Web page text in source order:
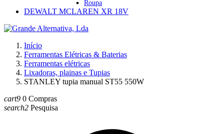
Roupa
DEWALT MCLAREN XR 18V
Início
Ferramentas Elétricas & Baterias
Ferramentas elétricas
Lixadoras, plainas e Tupias
STANLEY tupia manual ST55 550W
cart9 0 Compras
search2 Pesquisa